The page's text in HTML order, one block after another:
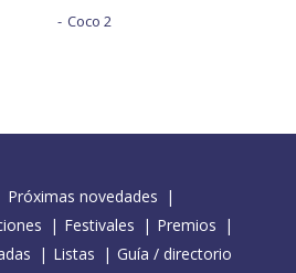
Coco 2
Próximas novedades
Festivales
Premios
Listas Guía / directorio